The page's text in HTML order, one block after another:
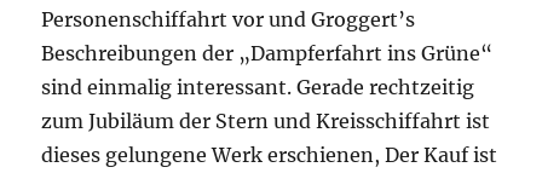
Personenschiffahrt vor und Groggert’s
Beschreibungen der „Dampferfahrt ins Grüne“
sind einmalig interessant. Gerade rechtzeitig
zum Jubiläum der Stern und Kreisschiffahrt ist
dieses gelungene Werk erschienen, Der Kauf ist